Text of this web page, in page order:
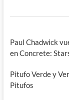
Paul Chadwick
en Concrete:
Pitufo Verde y
Pitufos